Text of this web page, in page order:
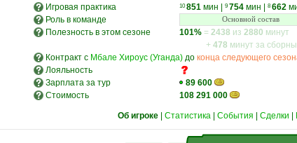
Игровая практика 10851 мин 9 754 мин 8 662
Роль в команде Основной состав
Полезность в этом сезоне 101% = 2438 из 2880 минут
+ 478 минут за
Контракт с Мбале Хироус (Уганда) до конца следующего
Лояльность
Зарплата за тур
89 600
Стоимость
108 291 000
Об игроке Статистика События Сделки